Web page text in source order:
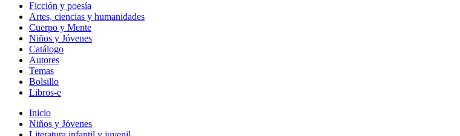
Ficción y poesía
Artes, ciencias y humanidades
Cuerpo y Mente
Niños y Jóvenes
Catálogo
Autores
Temas
Bolsillo
Libros-e
Inicio
Niños y Jóvenes